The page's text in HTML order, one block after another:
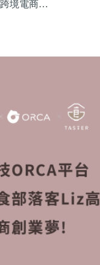
跨境電商…